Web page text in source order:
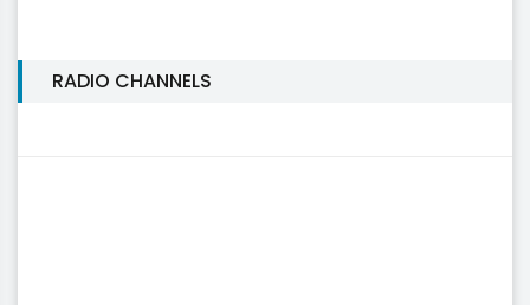
RADIO CHANNELS